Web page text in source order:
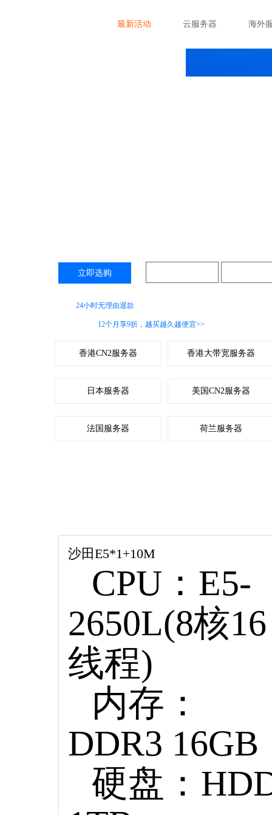
最新活动 云服务器 海外
立即选购
24小时无理由退款
12个月享9折，越买越久越便宜>>
香港CN2服务器 香港大带宽服务器
日本服务器 美国CN2服务器
法国服务器 荷兰服务器
沙田E5*1+10M
CPU：E5-
2650L(8核16
线程)
内存：
DDR3 16GB
硬盘：